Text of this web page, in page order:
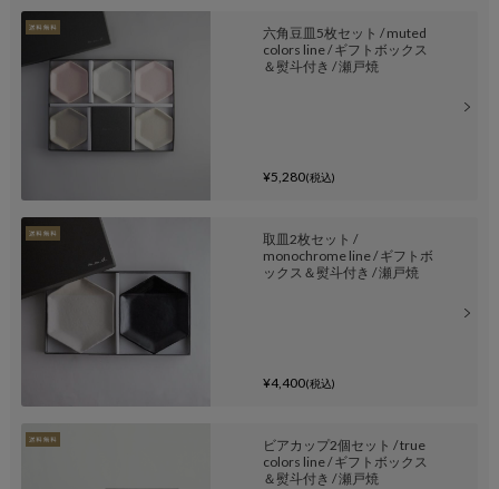
六角豆皿5枚セット / muted
colors line / ギフトボックス
＆熨斗付き / 瀬戸焼
¥5,280(税込)
取皿2枚セット /
monochrome line / ギフトボ
ックス＆熨斗付き / 瀬戸焼
¥4,400(税込)
ビアカップ2個セット / true
colors line / ギフトボックス
＆熨斗付き / 瀬戸焼